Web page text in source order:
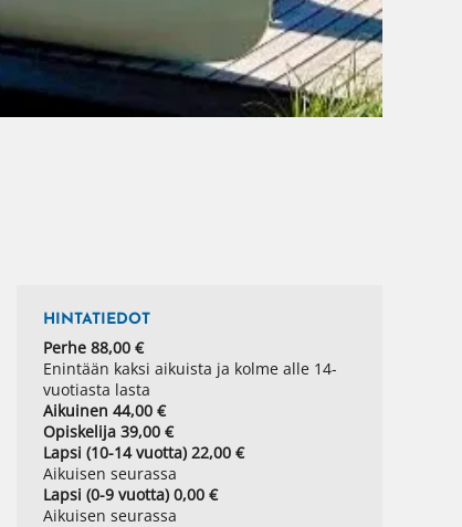
HINTATIEDOT
Perhe 88,00 €
Enintään kaksi aikuista ja kolme alle 14-
vuotiasta lasta
Aikuinen 44,00 €
Opiskelija 39,00 €
Lapsi (10-14 vuotta) 22,00 €
Aikuisen seurassa
Lapsi (0-9 vuotta) 0,00 €
Aikuisen seurassa